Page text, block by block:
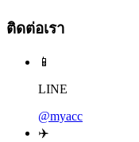
ติดต่อเรา
📱
LINE
@myacc
✈️